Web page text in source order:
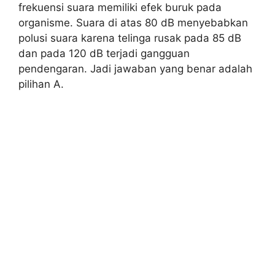
frekuensi suara memiliki efek buruk pada
organisme. Suara di atas 80 dB menyebabkan
polusi suara karena telinga rusak pada 85 dB
dan pada 120 dB terjadi gangguan
pendengaran. Jadi jawaban yang benar adalah
pilihan A.